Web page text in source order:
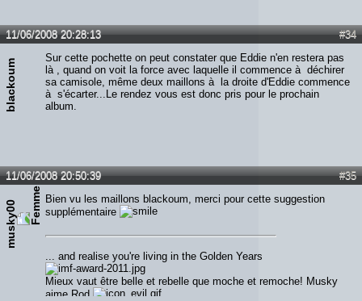
#34
11/06/2008 20:28:13
blackoum
Sur cette pochette on peut constater que Eddie n'en restera pas
là , quand on voit la force avec laquelle il commence à déchirer
sa camisole, même deux maillons à la droite d'Eddie commence
à s'écarter...Le rendez vous est donc pris pour le prochain
album.
#35
11/06/2008 20:50:39
musky00
Bien vu les maillons blackoum, merci pour cette suggestion
supplémentaire
... and realise you're living in the Golden Years
Mieux vaut être belle et rebelle que moche et remoche! Musky
aime Rod